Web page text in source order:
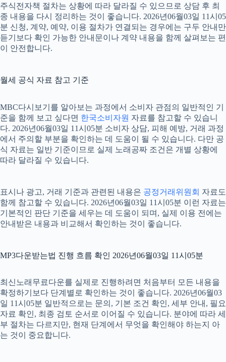
주식전자책 절차는 상황에 따라 달라질 수 있으므로 상담 후 최
종 내용을 다시 정리하는 것이 좋습니다. 2026년06월03일 11시05
분 신청, 계약, 예약, 이용 절차가 연결되는 경우에는 구두 안내만
듣기보다 확인 가능한 안내문이나 계약 내용을 함께 살펴보는 편
이 안전합니다.
월세 공식 자료 참고 기준
MBC다시보기를 알아보는 과정에서 소비자 관점의 일반적인 기
준을 함께 보고 싶다면 한국소비자원 자료를 참고할 수 있습니
다. 2026년06월03일 11시05분 소비자 상담, 피해 예방, 거래 과정
에서 주의할 부분을 확인하는 데 도움이 될 수 있습니다. 다만 공
식 자료는 일반 기준이므로 실제 노래공짜 조건은 개별 상황에
따라 달라질 수 있습니다.
표시나 광고, 거래 기준과 관련된 내용은 공정거래위원회 자료도
함께 참고할 수 있습니다. 2026년06월03일 11시05분 이런 자료는
기본적인 판단 기준을 세우는 데 도움이 되며, 실제 이용 전에는
안내받은 내용과 비교해서 확인하는 것이 좋습니다.
MP3다운받는법 진행 흐름 확인 2026년06월03일 11시05분
최신노래무료다운를 실제로 진행하려면 처음부터 모든 내용을
확정하기보다 단계별로 확인하는 것이 좋습니다. 2026년06월03
일 11시05분 일반적으로는 문의, 기본 조건 확인, 세부 안내, 필요
자료 확인, 최종 검토 순서로 이어질 수 있습니다. 분야에 따라 세
부 절차는 다르지만, 현재 단계에서 무엇을 확인해야 하는지 아
는 것이 중요합니다.